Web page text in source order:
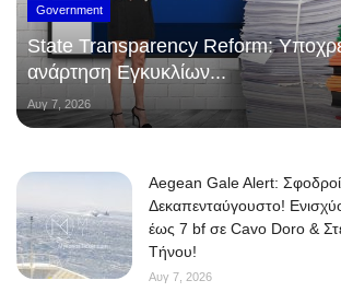
Government
State Transparency Reform:
ανάρτηση Εγκυκλίων...
Αυγ 7, 2026
Aegean Gale Alert: Σφοδροί
Δεκαπενταύγουστο!
έως 7 bf σε Cavo Doro &
Τήνου!
Αυγ 7, 2026